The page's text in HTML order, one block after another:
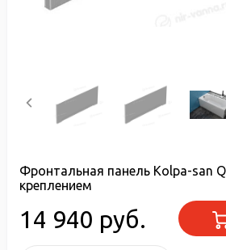
Фронтальная панель Kolpa-san
креплением
14 940 руб.